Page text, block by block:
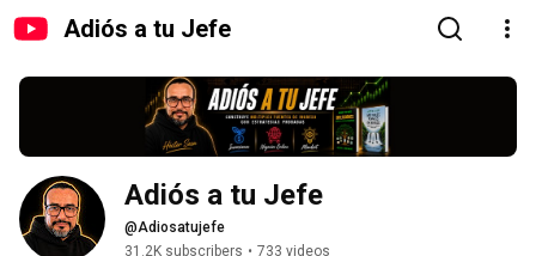
Adiós a tu Jefe
Adiós a tu Jefe
@Adiosatujefe
31.2K subscribers • 733 videos